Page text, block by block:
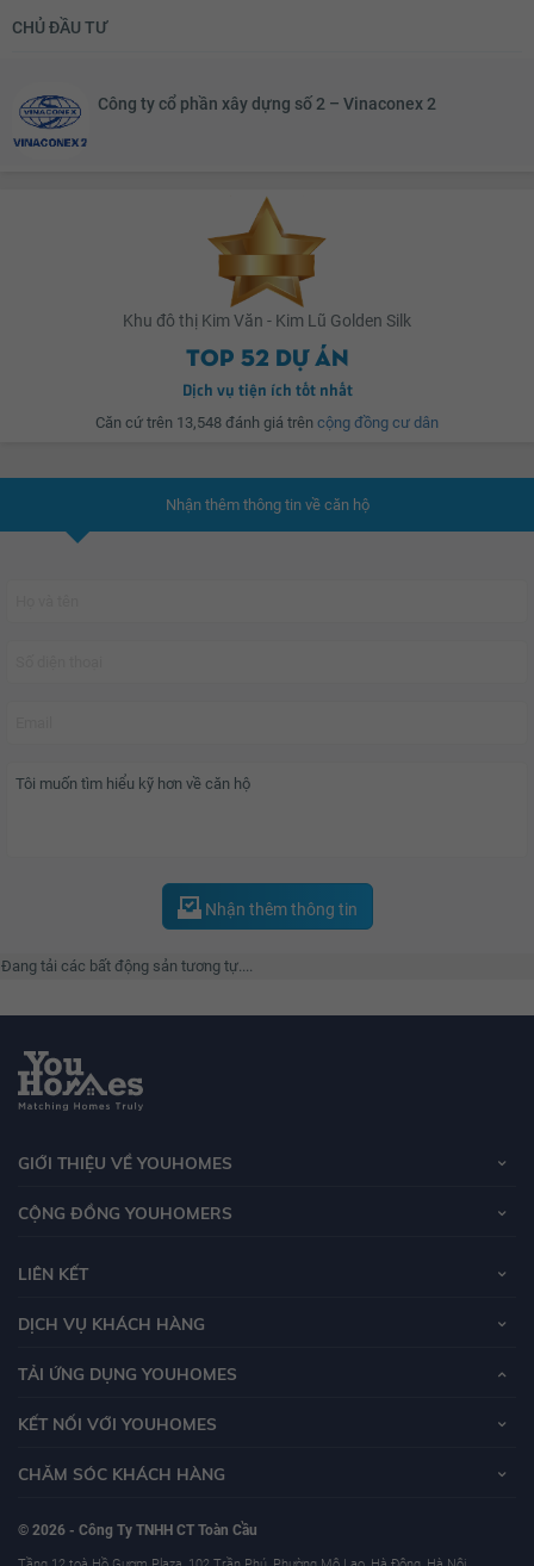
đai 3, hệ tầng giao thông cực kỳ thuận lợi. Xung quanh
nước - Cây xanh - Con người - Kiến trúc - Quy hoạch, giống như 5 nhạc cụ
chính trong dàn nhạc, phương án như phác họa bản giao hưởng bốn mùa
đầy cảm xúc, được viết lên từ những rung động của cuộc sống, từ chính
công năng, vẻ đẹp hình khối công trình
Golden Silk
Không gian mặt đứng như bừng sáng, hấp dẫn bởi chính sự duyên dáng,
mạnh mẽ, sự hài hòa gắn kết trong tổng thể công trình.
CHỦ ĐẦU TƯ
Công ty cổ phần xây dựng số 2 – Vinaconex 2
Khu đô thị Kim Văn - Kim Lũ Golden Silk
Top 52 dự án
Dịch vụ tiện ích tốt nhất
Căn cứ trên 13,548 đánh giá trên cộng đồng cư dân
Nhận thêm thông tin về căn hộ
Nhận thêm thông tin
tải các bất động sản tương tự....
GIỚI THIỆU VỀ YOUHOMES
CỘNG ĐỒNG YOUHOMERS
LIÊN KẾT
DỊCH VỤ KHÁCH HÀNG
TẢI ỨNG DỤNG YOUHOMES
KẾT NỐI VỚI YOUHOMES
CHĂM SÓC KHÁCH HÀNG
© 2026 - Công Ty TNHH CT Toàn Cầu